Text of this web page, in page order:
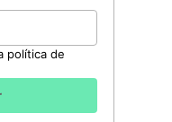
política de